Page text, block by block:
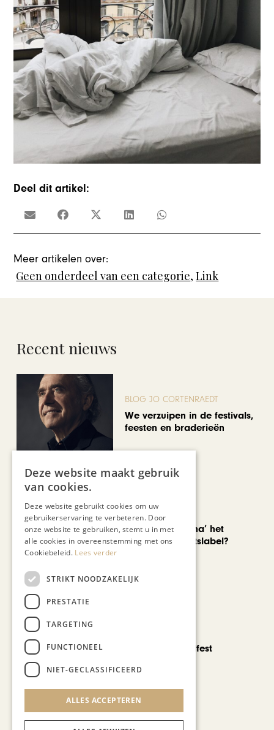
Deel dit artikel:
Meer artikelen over:
Geen onderdeel van een categorie,Link
Recent nieuws
BLOG JO CORTENRAEDT
We verzuipen in de festivals,
feesten en braderieën
AUTOMOTIVE
Is ‘Made in China’ het
nieuwe kwaliteitslabel?
Noorbeek Foodfest
Bekijk alle artikelen
Deze website maakt gebruik
van cookies.
Deze website gebruikt cookies om uw
gebruikerservaring te verbeteren. Door
onze website te gebruiken, stemt u in met
alle cookies in overeenstemming met ons
Cookiebeleid. Lees verder
STRIKT NOODZAKELIJK
PRESTATIE
TARGETING
FUNCTIONEEL
NIET-GECLASSIFICEERD
ALLES ACCEPTEREN